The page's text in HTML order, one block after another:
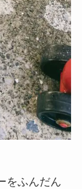
をふんだん